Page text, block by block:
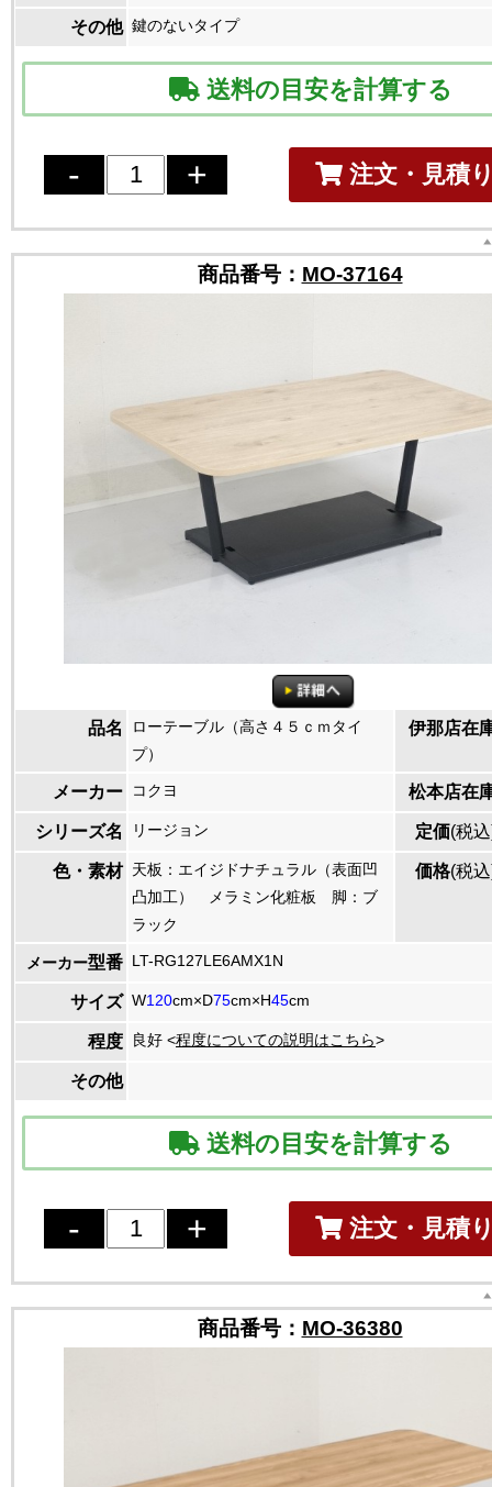
その他 鍵のないタイプ
送料の目安を計算する
注文・見積
商品番号： MO-37164
品名
ローテーブル（高さ４５ｃｍタイ
プ）
伊那店在
メーカー コクヨ 松本店在
シリーズ名 リージョン 定価(税
色・素材 天板：エイジドナチュラル（表面凹
凸加工） メラミン化粧板 脚：ブ
ラック
価格(税
メーカー型番 LT-RG127LE6AMX1N
サイズ W120cm×D75cm×H45cm
程度 良好 <程度についての説明はこちら>
その他
送料の目安を計算する
注文・見積
商品番号： MO-36380